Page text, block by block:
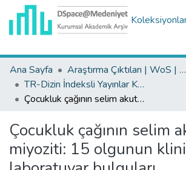
Ana Sayfa
Araştırma Çıktıları | WoS | Scopus | TR-Dizin | PubMed
TR-Dizin İndeksli Yayınlar Koleksiyonu
Çocukluk çağının selim akut miyoziti: 15 olgunun klinik ve laboratuvar bulguları
Çocukluk çağının selim
miyoziti: 15 olgunun